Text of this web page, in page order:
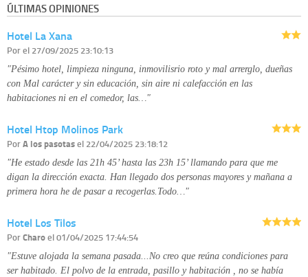
Derechos:tiene derecho a saber qué información tenemos sobre usted,
disponible en nuestra página web.
Información complementaria:
ÚLTIMAS OPINIONES
Hotel La Xana
Porel 27/09/2025 23:10:13
"Pésimo hotel, limpieza ninguna, inmovilisrio roto y mal arrerglo, dueñas
con Mal carácter y sin educación, sin aire ni calefacción en las
habitaciones ni en el comedor, las…"
Hotel Htop Molinos Park
PorA los pasotasel 22/04/2025 23:18:12
"He estado desde las 21h 45’ hasta las 23h 15’ llamando para que me
digan la dirección exacta. Han llegado dos personas mayores y mañana a
primera hora he de pasar a recogerlas.Todo…"
Hotel Los Tilos
PorCharoel 01/04/2025 17:44:54
"Estuve alojada la semana pasada...No creo que reúna condiciones para
ser habitado. El polvo de la entrada, pasillo y habitación , no se había